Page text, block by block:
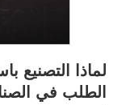
لماذا التصنيع
الطلب في